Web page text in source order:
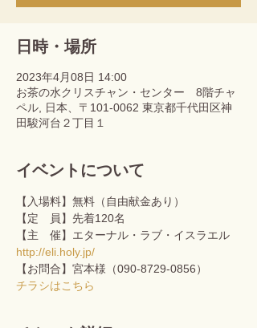
日時・場所
2023年4月08日 14:00
お茶の水クリスチャン・センター 8階チャ
ペル, 日本、〒101-0062 東京都千代田区神
田駿河台２丁目１
イベントについて
【入場料】無料（自由献金あり）
【定　員】先着120名
【主　催】エターナル・ラブ・イスラエル
http://eli.holy.jp/
【お問合】宮本様（090-8729-0856）
チラシはこちら